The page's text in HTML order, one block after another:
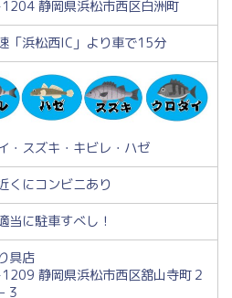
静岡県浜松市西区白洲町
「浜松西IC」より車で15分
・スズキ・キビレ・ハゼ
くにコンビニあり
当に駐車すべし！
具店
静岡県浜松市西区舘山寺町２
３